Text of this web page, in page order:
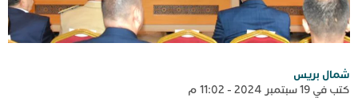
شمال بريس
كتب في 19 سبتمبر 2024 - 11:02 م